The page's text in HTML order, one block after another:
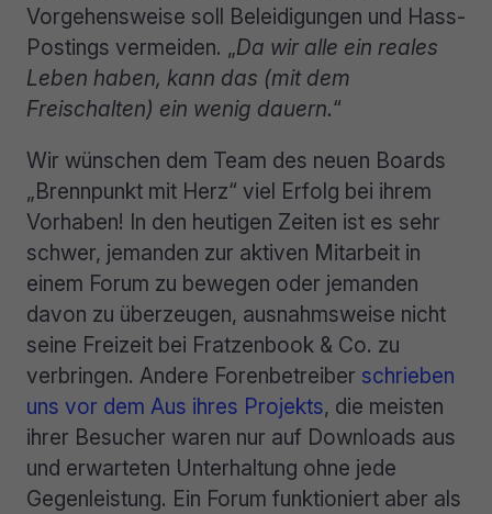
Vorgehensweise soll Beleidigungen und Hass-
Postings vermeiden. „Da wir alle ein reales
Leben haben, kann das (mit dem
Freischalten) ein wenig dauern.“
Wir wünschen dem Team des neuen Boards
„Brennpunkt mit Herz“ viel Erfolg bei ihrem
Vorhaben! In den heutigen Zeiten ist es sehr
schwer, jemanden zur aktiven Mitarbeit in
einem Forum zu bewegen oder jemanden
davon zu überzeugen, ausnahmsweise nicht
seine Freizeit bei Fratzenbook & Co. zu
verbringen. Andere Forenbetreiber schrieben
uns vor dem Aus ihres Projekts, die meisten
ihrer Besucher waren nur auf Downloads aus
und erwarteten Unterhaltung ohne jede
Gegenleistung. Ein Forum funktioniert aber als